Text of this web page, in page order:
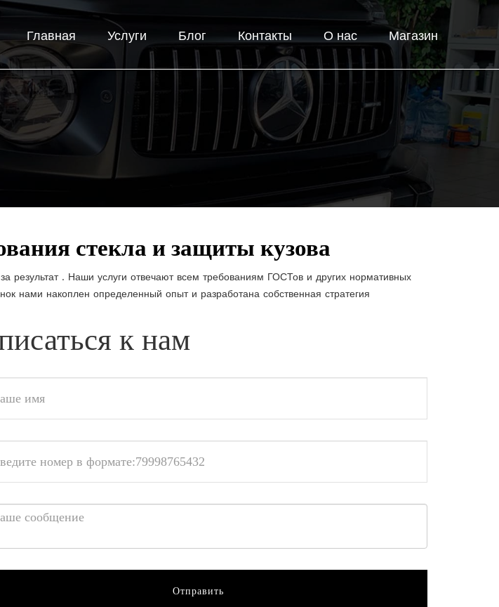
Главная Услуги Блог Контакты О нас Магазин
стекла и защиты кузова
результат . Наши услуги отвечают всем требованиям ГОСТов и других нормативных
нами накоплен определенный опыт и разработана собственная стратегия
к нам
Отправить